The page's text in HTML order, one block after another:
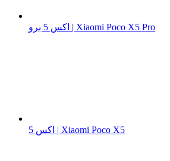
اكس 5 برو | Xiaomi Poco X5 Pro
اكس 5 | Xiaomi Poco X5